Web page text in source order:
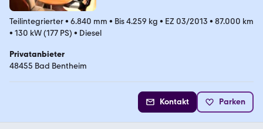
Teilintegrierter• 6.840 mm • Bis 4.259 kg • EZ 03/2013 • 87.000 km
• 130 kW (177 PS) • Diesel
Privatanbieter
48455 Bad Bentheim
Kontakt Parken